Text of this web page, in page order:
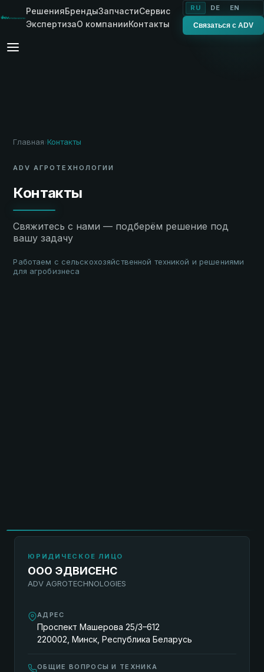
РешенияБрендыЗапчастиСервис
ЭкспертизаО компанииКонтакты
RU DE EN
Связаться с ADV
Главная› Контакты
ADV АГРОТЕХНОЛОГИИ
Контакты
Свяжитесь с нами — подберём решение под
вашу задачу
Работаем с сельскохозяйственной техникой и решениями
для агробизнеса
ЮРИДИЧЕСКОЕ ЛИЦО
ООО ЭДВИСЕНС
ADV AGROTECHNOLOGIES
АДРЕС
Проспект Машерова 25/3–612
220002, Минск, Республика Беларусь
ОБЩИЕ ВОПРОСЫ И ТЕХНИКА